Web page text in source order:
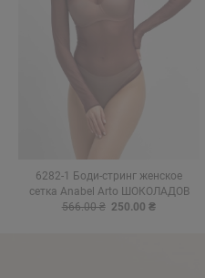
6282-1 Боди-стринг женское
сетка Anabel Arto ШОКОЛАДОВ
566.00 ₴ 250.00 ₴